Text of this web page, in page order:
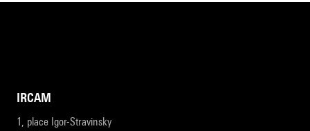
IRCAM
1, place Igor-Stravinsky